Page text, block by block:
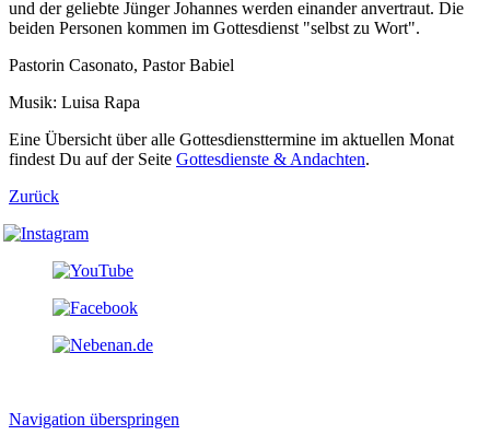
und der geliebte Jünger Johannes werden einander anvertraut. Die
beiden Personen kommen im Gottesdienst "selbst zu Wort".
Pastorin Casonato, Pastor Babiel
Musik: Luisa Rapa
Eine Übersicht über alle Gottesdiensttermine im aktuellen Monat
findest Du auf der Seite Gottesdienste & Andachten.
Zurück
Navigation überspringen